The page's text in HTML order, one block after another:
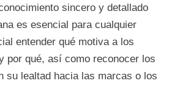
sincero y detallado
es esencial para cualquier
entender qué motiva a los
por qué, así como reconocer los
su lealtad hacia las marcas o los